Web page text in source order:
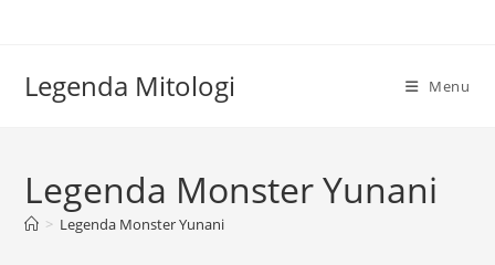
Legenda Mitologi Menu
Legenda Monster Yunani
> Legenda Monster Yunani